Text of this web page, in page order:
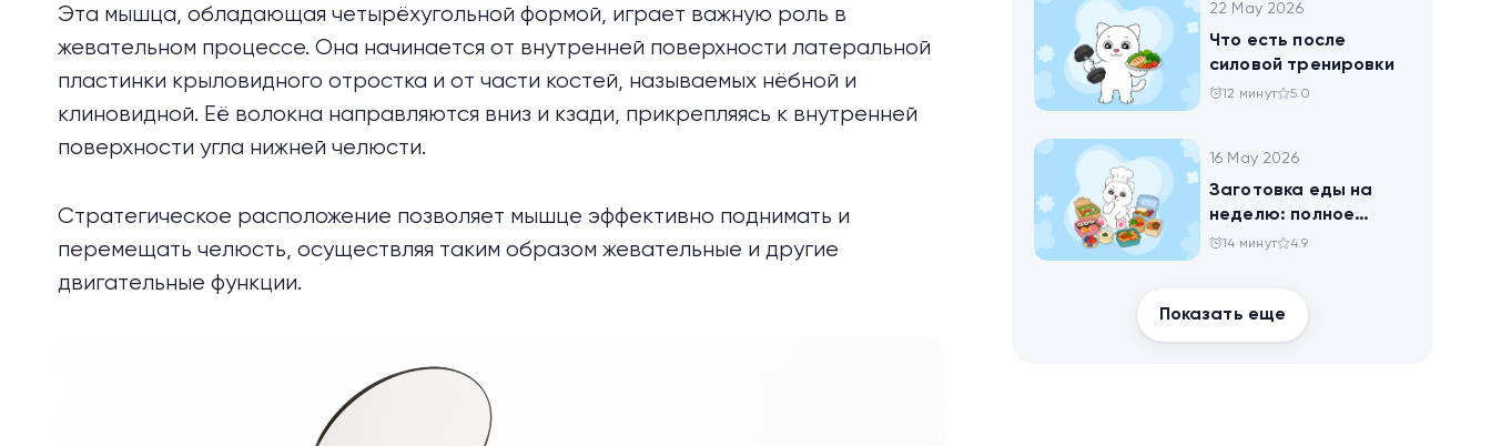
Эта мышца, обладающая четырёхугольной формой, играет важную роль в
жевательном процессе. Она начинается от внутренней поверхности латеральной
пластинки крыловидного отростка и от части костей, называемых нёбной и
клиновидной. Её волокна направляются вниз и кзади, прикрепляясь к внутренней
поверхности угла нижней челюсти.
Стратегическое расположение позволяет мышце эффективно поднимать и
перемещать челюсть, осуществляя таким образом жевательные и другие
двигательные функции.
22 May 2026
Что есть после
силовой тренировки
12 минут 5.0
16 May 2026
Заготовка еды на
неделю: полное
руководство для
14 минут 4.9
Показать еще